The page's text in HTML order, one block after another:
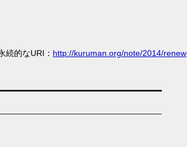
続的なURI ： http://kuruman.org/note/2014/renew